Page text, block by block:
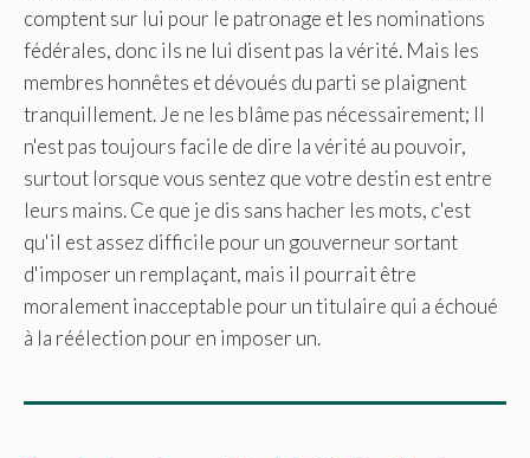
comptent sur lui pour le patronage et les nominations
fédérales, donc ils ne lui disent pas la vérité. Mais les
membres honnêtes et dévoués du parti se plaignent
tranquillement. Je ne les blâme pas nécessairement; Il
n'est pas toujours facile de dire la vérité au pouvoir,
surtout lorsque vous sentez que votre destin est entre
leurs mains. Ce que je dis sans hacher les mots, c'est
qu'il est assez difficile pour un gouverneur sortant
d'imposer un remplaçant, mais il pourrait être
moralement inacceptable pour un titulaire qui a échoué
à la réélection pour en imposer un.